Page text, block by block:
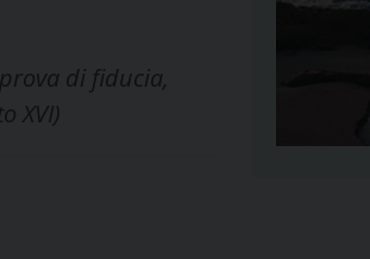
di fiducia,
XVI)